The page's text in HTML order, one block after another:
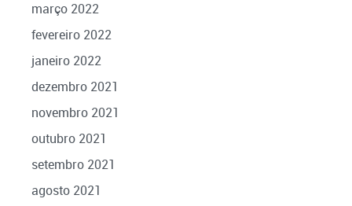
março 2022
fevereiro 2022
janeiro 2022
dezembro 2021
novembro 2021
outubro 2021
setembro 2021
agosto 2021